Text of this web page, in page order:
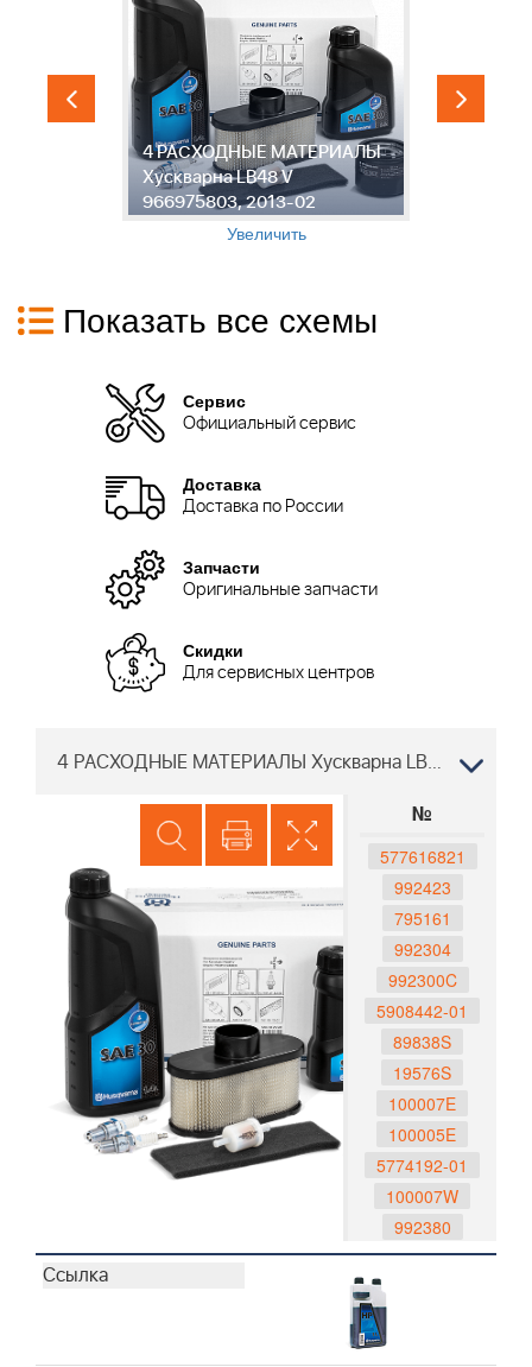
4 РАСХОДНЫЕ МАТЕРИАЛЫ
Хускварна LB48 V
966975803, 2013-02
Увеличить
Показать все схемы
Сервис
Официальный сервис
Доставка
Доставка по России
Запчасти
Оригинальные запчасти
Скидки
Для сервисных центров
4 РАСХОДНЫЕ МАТЕРИАЛЫ Хускварна LB48 V 966975803, 2013-02
№
577616821
992423
795161
992304
992300C
5908442-01
89838S
19576S
100007E
100005E
5774192-01
100007W
992380
992419